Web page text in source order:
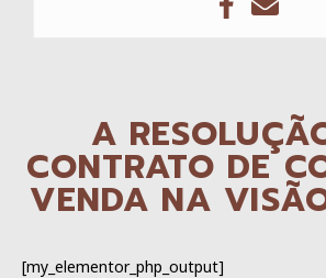
A
CONTRATO DE
VENDA NA
[my_elementor_php_output]